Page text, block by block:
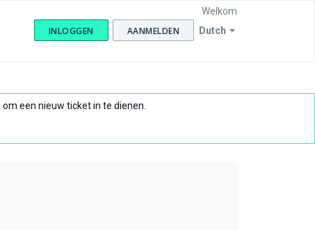
Dutch
Welkom
INLOGGEN AANMELDEN
om een nieuw ticket in te dienen.